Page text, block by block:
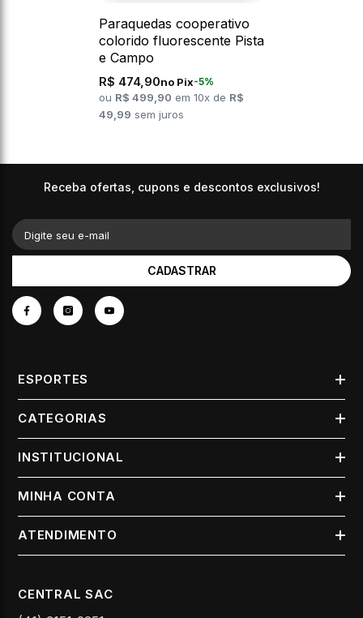
Paraquedas cooperativo
colorido fluorescente Pista
e Campo
R$ 474,90no Pix-5%
ou R$ 499,90 em 10x de R$
49,99 sem juros
Receba ofertas, cupons e descontos exclusivos!
Digite seu e-mail
CADASTRAR
ESPORTES
CATEGORIAS
INSTITUCIONAL
MINHA CONTA
ATENDIMENTO
CENTRAL SAC